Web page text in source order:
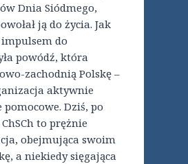
Dnia Siódmego,
ją do życia. Jak
do
powódź, która
zachodnią Polskę –
aktywnie
pomocowe. Dziś, po
to prężnie
obejmująca swoim
a niekiedy sięgająca